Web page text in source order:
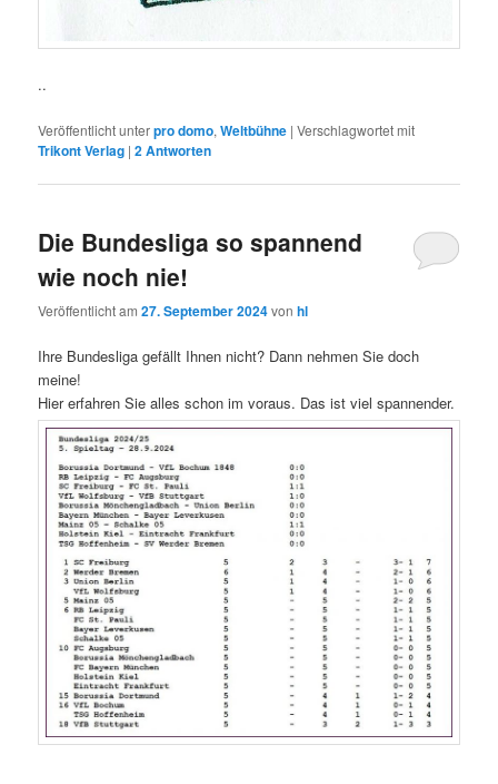
..
Veröffentlicht unterpro domo,Weltbühne |Verschlagwortet mit
Trikont Verlag |2Antworten
Die Bundesliga so spannend
wie noch nie!
Veröffentlicht am27. September 2024vonhl
Ihre Bundesliga gefällt Ihnen nicht? Dann nehmen Sie doch
meine!
Hier erfahren Sie alles schon im voraus. Das ist viel spannender.